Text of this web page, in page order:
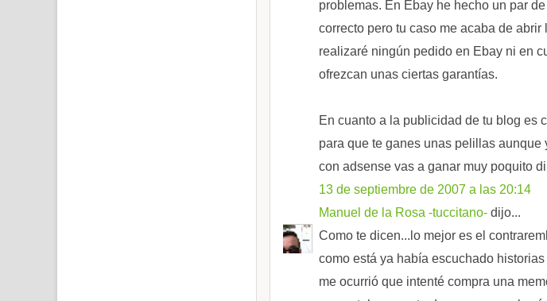
problemas. En Ebay he hecho un par
correcto pero tu caso me acaba de
realizaré ningún pedido en Ebay ni en
ofrezcan unas ciertas garantías.
En cuanto a la publicidad de tu blog es
para que te ganes unas pelillas
con adsense vas a ganar muy poquito
13 de septiembre de 2007 a las 20:14
Manuel de la Rosa -tuccitano- dijo...
Como te dicen...lo mejor es el
como está ya había escuchado
me ocurrió que intenté compra una